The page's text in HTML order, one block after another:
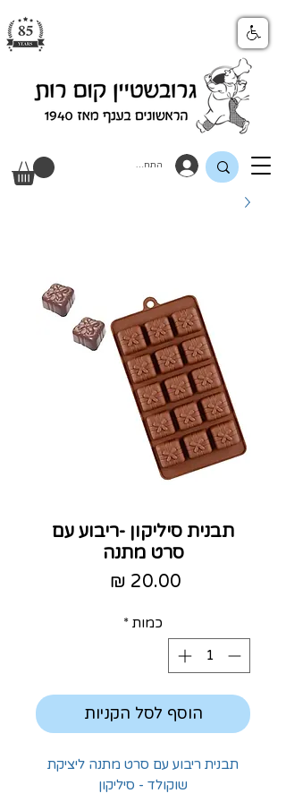
התחבר
תבנית סיליקון -ריבוע עם
סרט מתנה
כמות *
הוסף לסל הקניות
תבנית ריבוע עם סרט מתנה ליציקת
שוקולד - סיליקון